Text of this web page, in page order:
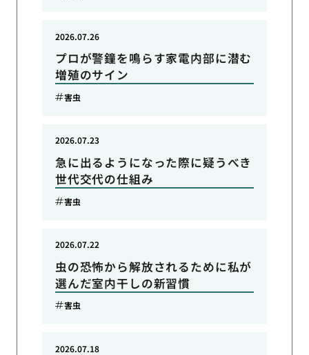
プロが警鐘を鳴らす家電内部に潜む
増殖のサイン
2026.07.26
害虫
急に出るようになった際に疑うべき
世代交代の仕組み
2026.07.23
害虫
虫の恐怖から解放されるために私が
選んだ室内干しの新習慣
2026.07.22
害虫
2026.07.18